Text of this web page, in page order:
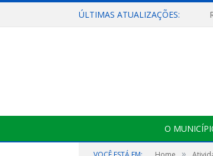
ÚLTIMAS ATUALIZAÇÕES:
O